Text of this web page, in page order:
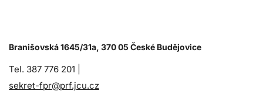
Branišovská 1645/31a, 370 05 České Budějovice
Tel. 387 776 201 |
sekret-fpr@prf.jcu.cz